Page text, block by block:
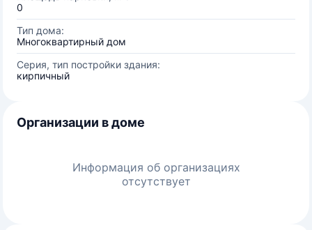
0
Тип дома:
Многоквартирный дом
Серия, тип постройки здания:
кирпичный
Организации в доме
Информация об организациях
отсутствует